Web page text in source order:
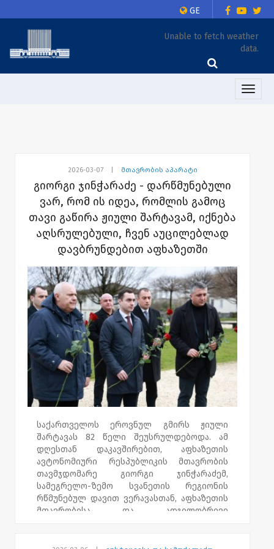
GE
Unable to fetch weather
data.
Toggle
2026-03-07| მთავრობის აპარატი
გიორგი ჯინჭარაძე - დარწმუნებული
ვარ, რომ ის იდეა, რომლის გამოც
თავი გაწირა ჟიული შარტავამ, იქნება
აღსრულებული, ჩვენ აუცილებლად
დავბრუნდებით აფხაზეთში
საქართველოს ეროვნულ გმირს ჟიული
შარტავას 82 წელი შეუსრულდებოდა. ამ
დღესთან დაკავშირებით, აფხაზეთის
ავტონომიური რესპუბლიკის მთავრობის
თავმჯდომარე გიორგი ჯინჭარაძემ,
სამეგრელო-ზემო სვანეთის რეგიონის
რწმუნებულ დავით ვერავასთან, აფხაზეთის
მთავრობისა და ადგილობრივი